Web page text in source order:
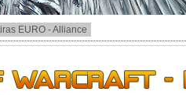
EURO - Alliance